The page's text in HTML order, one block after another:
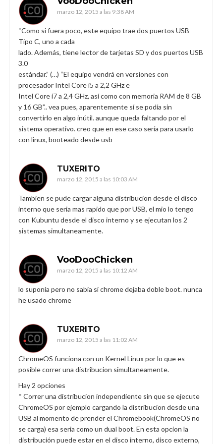
marzo 12, 2015 a las 9:38 AM
“Como si fuera poco, este equipo trae dos puertos USB
Tipo C, uno a cada
lado. Además, tiene lector de tarjetas SD y dos puertos USB
3.0
estándar.” (…) “El equipo vendrá en versiones con
procesador Intel Core i5 a 2,2 GHz e
Intel Core i7 a 2,4 GHz, así como con memoria RAM de 8 GB
y 16 GB”.. vea pues, aparentemente sí se podía sin
convertirlo en algo inútil. aunque queda faltando por el
sistema operativo. creo que en ese caso sería para usarlo
con linux, booteado desde usb
TUXERITO
marzo 12, 2015 a las 10:03 AM
Tambien se pude cargar alguna distribucion desde el disco
interno que seria mas rapido que por USB, el mio lo tengo
con Kubuntu desde el disco interno y se ejecutan los 2
sistemas simultaneamente.
VooDooChicken
marzo 12, 2015 a las 10:12 AM
lo suponía pero no sabía si chrome dejaba doble boot. nunca
he usado chrome
TUXERITO
marzo 12, 2015 a las 11:02 AM
ChromeOS funciona con un Kernel Linux por lo que es
posible correr una distribucion simultaneamente.
Hay 2 opciones
* Correr una distribucion independiente sin que se ejecute
ChromeOS por ejemplo cargando la distribucion desde una
USB al momento de prender el Chromebook(ChromeOS no
se carga) esa seria como un dual boot. En esta opcion la
distribución puede estar en el disco interno, disco externo,